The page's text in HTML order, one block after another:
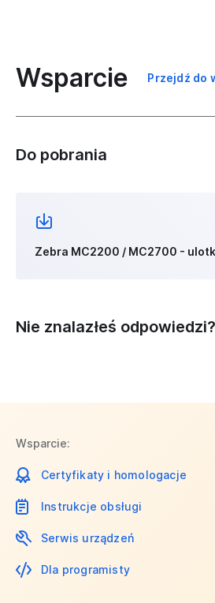
Wsparcie Przejdź do
Do pobrania
Zebra MC2200 / MC2700 -
Nie znalazłeś odpowiedzi?
Wsparcie:
Certyfikaty i homologacje
Instrukcje obsługi
Serwis urządzeń
Dla programisty